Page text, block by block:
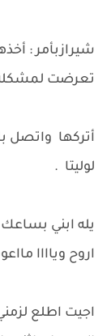
شيرازبأمر :
تعرضت
أتركها واتصل
لوليتا .
يله ابني
اروح وياااا
اجيت اطلع